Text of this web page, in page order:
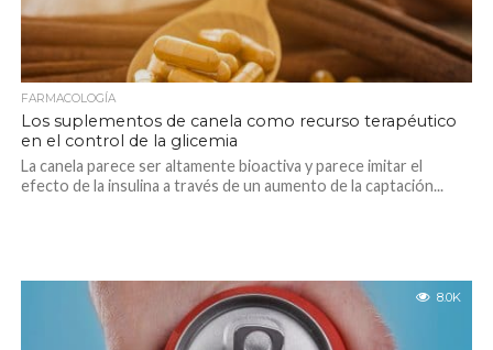
FARMACOLOGÍA
Los suplementos de canela como recurso terapéutico
en el control de la glicemia
La canela parece ser altamente bioactiva y parece imitar el
efecto de la insulina a través de un aumento de la captación...
8.0K